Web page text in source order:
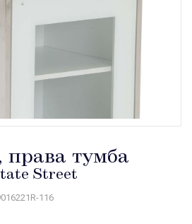
права тумба
Street
116